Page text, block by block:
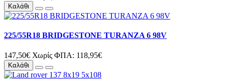
Καλάθι
225/55R18 BRIDGESTONE TURANZA 6 98V
147,50€ Χωρίς ΦΠΑ: 118,95€
Καλάθι